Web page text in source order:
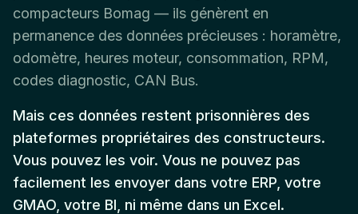
compacteurs Bomag — ils génèrent en
permanence des données précieuses : horamètre,
odomètre, heures moteur, consommation, RPM,
codes diagnostic, CAN Bus.
Mais ces données restent prisonnières des
plateformes propriétaires des constructeurs.
Vous pouvez les voir. Vous ne pouvez pas
facilement les envoyer dans votre ERP, votre
GMAO, votre BI, ni même dans un Excel.